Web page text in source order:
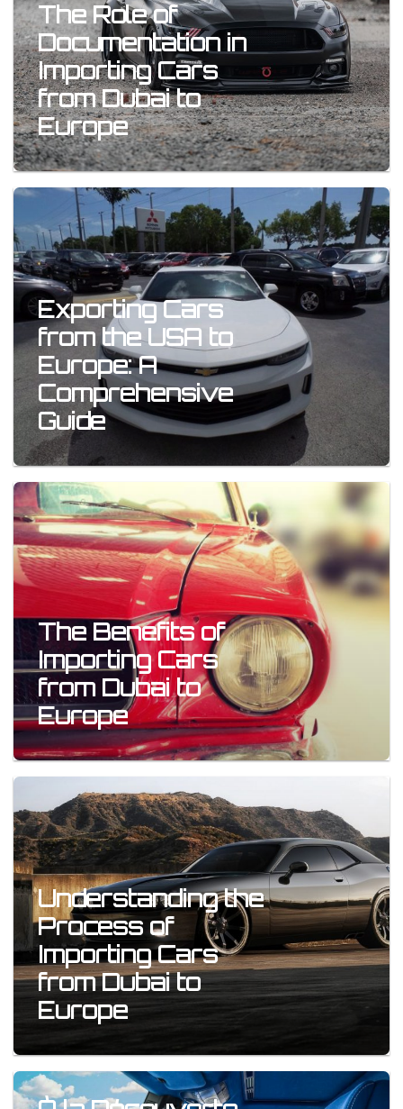
The Role of
Documentation in
Importing Cars
from Dubai to
Europe
Exporting Cars
from the USA to
Europe: A
Comprehensive
Guide
The Benefits of
Importing Cars
from Dubai to
Europe
Understanding the
Process of
Importing Cars
from Dubai to
Europe